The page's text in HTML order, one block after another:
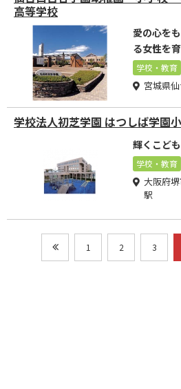
高等学校
愛の心を
る女性を
学校・教育
宮城県
学校法人初芝学園 はつしば学園
輝くこど
学校・教育
大阪府
駅
1 2 3